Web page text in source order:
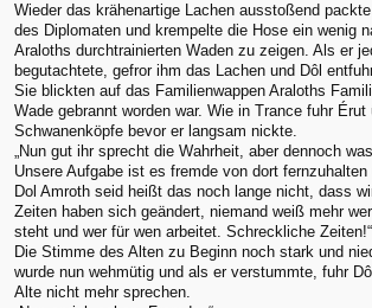
Wieder das krähenartige Lachen ausstoßend
des Diplomaten und krempelte die Hose ein wenig
Araloths durchtrainierten Waden zu zeigen. Als er
begutachtete, gefror ihm das Lachen und Dôl
Sie blickten auf das Familienwappen Araloths
Wade gebrannt worden war. Wie in Trance fuhr
Schwanenköpfe bevor er langsam nickte.
„Nun gut ihr sprecht die Wahrheit, aber dennoch
Unsere Aufgabe ist es fremde von dort
Dol Amroth seid heißt das noch lange nicht, dass
Zeiten haben sich geändert, niemand weiß mehr
steht und wer für wen arbeitet. Schreckliche Zeiten!“
Die Stimme des Alten zu Beginn noch stark und
wurde nun wehmütig und als er verstummte, fuhr
Alte nicht mehr sprechen.